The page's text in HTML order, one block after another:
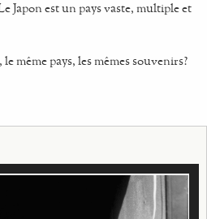
Japon est un pays vaste, multiple et
même pays, les mêmes souvenirs?